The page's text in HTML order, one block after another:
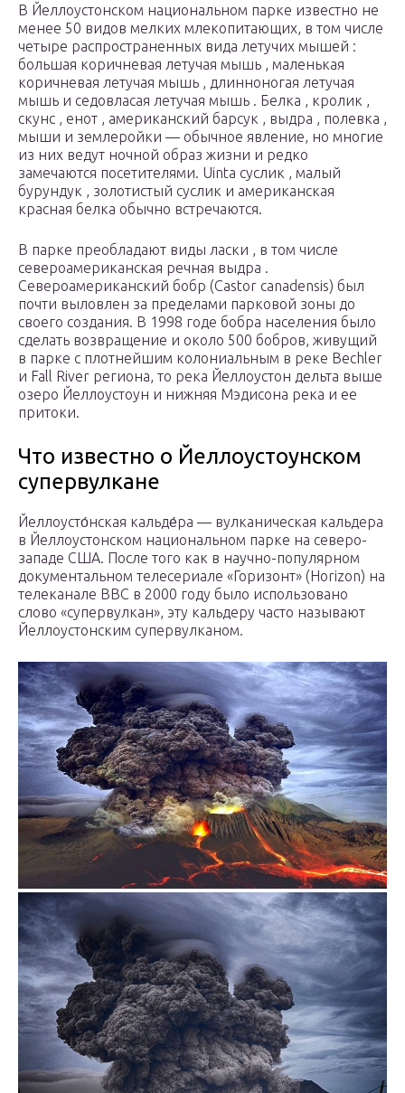
В Йеллоустонском национальном парке известно не
менее 50 видов мелких млекопитающих, в том числе
четыре распространенных вида летучих мышей :
большая коричневая летучая мышь , маленькая
коричневая летучая мышь , длинноногая летучая
мышь и седовласая летучая мышь . Белка , кролик ,
скунс , енот , американский барсук , выдра , полевка ,
мыши и землеройки — обычное явление, но многие
из них ведут ночной образ жизни и редко
замечаются посетителями. Uinta суслик , малый
бурундук , золотистый суслик и американская
красная белка обычно встречаются.
В парке преобладают виды ласки , в том числе
североамериканская речная выдра .
Североамериканский бобр (Castor canadensis) был
почти выловлен за пределами парковой зоны до
своего создания. В 1998 годе бобра населения было
сделать возвращение и около 500 бобров, живущий
в парке с плотнейшим колониальным в реке Bechler
и Fall River региона, то река Йеллоустон дельта выше
озеро Йеллоустоун и нижняя Мэдисона река и ее
притоки.
Что известно о Йеллоустоунском
супервулкане
Йеллоусто́нская кальде́ра — вулканическая кальдера
в Йеллоустонском национальном парке на северо-
западе США. После того как в научно-популярном
документальном телесериале «Горизонт» (Horizon) на
телеканале BBC в 2000 году было использовано
слово «супервулкан», эту кальдеру часто называют
Йеллоустонским супервулканом.